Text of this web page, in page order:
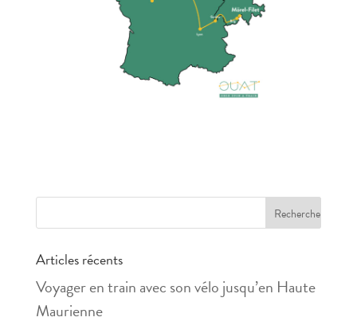
Articles récents
Voyager en train avec son vélo jusqu’en Haute
Maurienne